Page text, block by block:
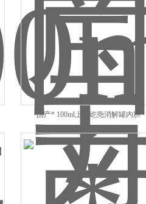
国产* 100ml上海屹尧消解罐内胆